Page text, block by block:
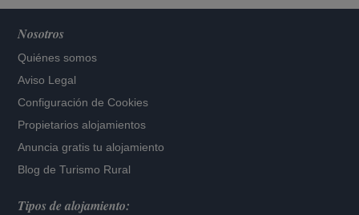
Nosotros
Quiénes somos
Aviso Legal
Configuración de Cookies
Propietarios alojamientos
Anuncia gratis tu alojamiento
Blog de Turismo Rural
Tipos de alojamiento: